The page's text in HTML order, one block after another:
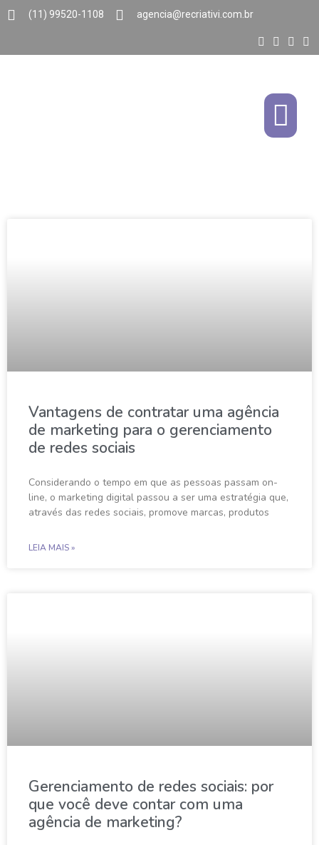
(11) 99520-1108 agencia@recriativi.com.br
Vantagens de contratar uma agência
de marketing para o gerenciamento
de redes sociais
Considerando o tempo em que as pessoas passam on-
line, o marketing digital passou a ser uma estratégia que,
através das redes sociais, promove marcas, produtos
LEIA MAIS »
Gerenciamento de redes sociais: por
que você deve contar com uma
agência de marketing?